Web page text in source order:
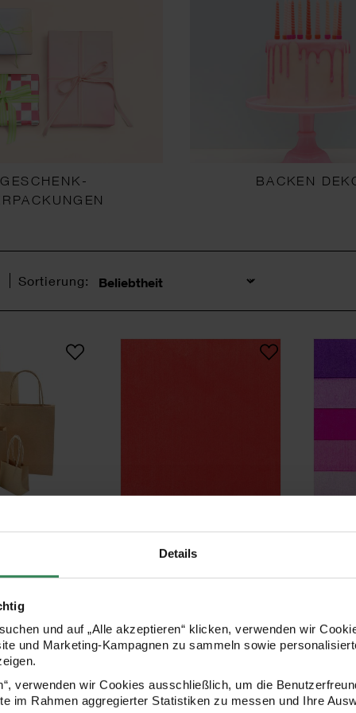
Details
und auf „Alle akzeptieren“ klicken, verwenden wir
und Marketing-Kampagnen zu sammeln sowie
verwenden wir Cookies ausschließlich, um die
im Rahmen aggregierter Statistiken zu messen und Ihre
GESCHENK-
BACKEN
Sortierung:
Sortierung
Paper Poetry
50x70cm 5 Bogen
+ 10
Paper Poetry Seidenpapier rot sortiert 50x70cm 5 Bogen